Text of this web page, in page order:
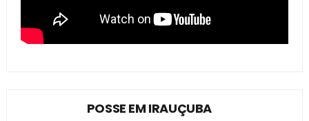
POSSE EM IRAUÇUBA